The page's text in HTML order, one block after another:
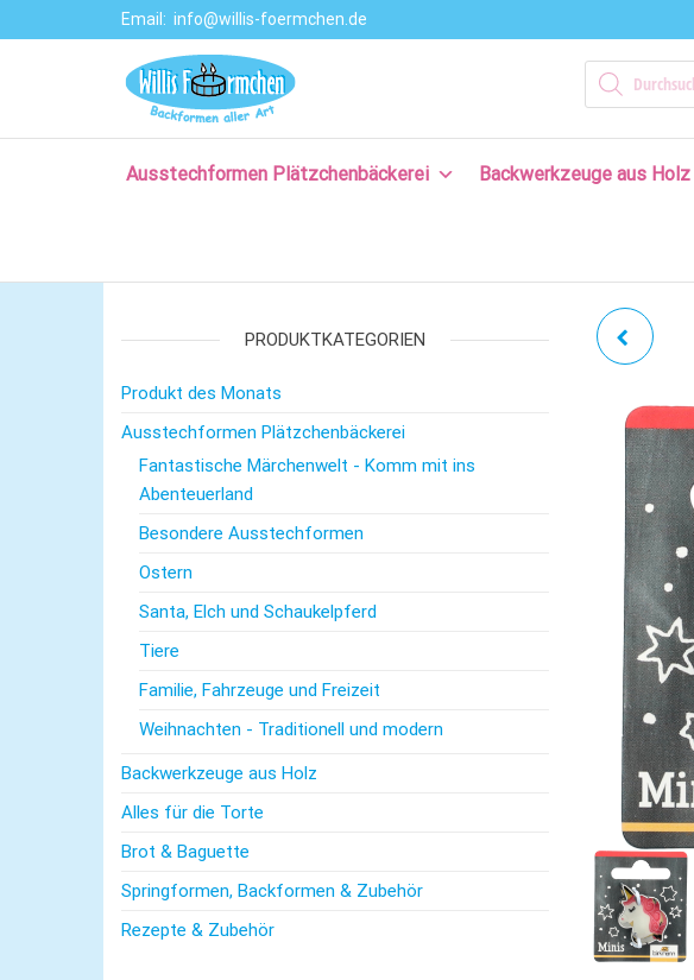
Email: info@willis-foermchen.de
Ausstechformen
– Backformen
Große Auswahl
an
mit Rezepten
Products search
Ausstechformen Plätzchenbäckerei Backwerkzeuge aus Holz
PRODUKTKATEGORIEN
Produkt des Monats
Ausstechformen Plätzchenbäckerei
Fantastische Märchenwelt - Komm mit ins
Abenteuerland
Besondere Ausstechformen
Ostern
Santa, Elch und Schaukelpferd
Tiere
Familie, Fahrzeuge und Freizeit
Weihnachten - Traditionell und modern
Backwerkzeuge aus Holz
Alles für die Torte
Brot & Baguette
Springformen, Backformen & Zubehör
Rezepte & Zubehör